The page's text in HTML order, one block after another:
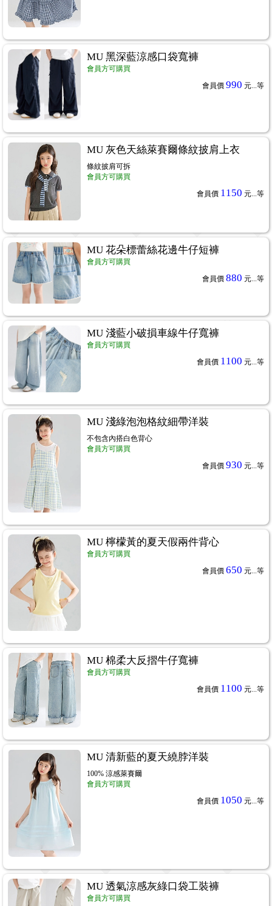
MU 黑深藍涼感口袋寬褲
會員方可購買
會員價 990 元...等
MU 灰色天絲萊賽爾條紋披肩上衣
條紋披肩可拆
會員方可購買
會員價 1150 元... 等
MU 花朵標蕾絲花邊牛仔短褲
會員方可購買
會員價 880 元...等
MU 淺藍小破損車線牛仔寬褲
會員方可購買
會員價 1100 元...等
MU 淺綠泡泡格紋細帶洋裝
不包含內搭白色背心
會員方可購買
會員價 930 元...等
MU 檸檬黃的夏天假兩件背心
會員方可購買
會員價 650 元...等
MU 棉柔大反摺牛仔寬褲
會員方可購買
會員價 1100 元...等
MU 清新藍的夏天繞脖洋裝
100% 涼感萊賽爾
會員方可購買
會員價 1050 元...等
MU 透氣涼感灰綠口袋工裝褲
會員方可購買